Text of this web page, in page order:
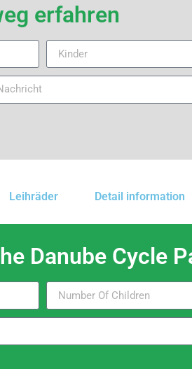
erfahren
Leihräder Detail information
Danube Cycle